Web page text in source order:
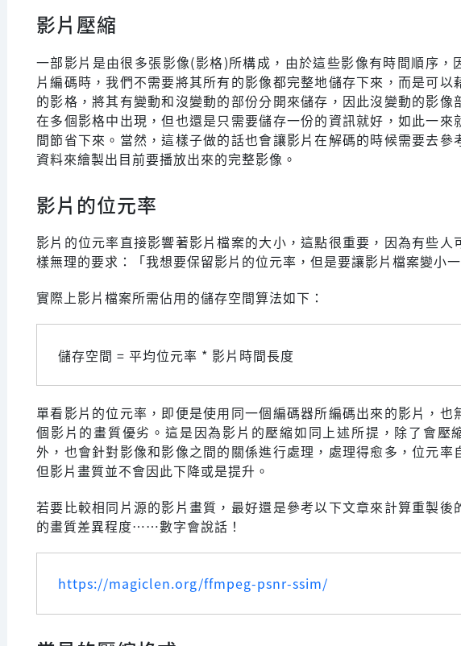
影片壓縮
一部影片是由很多張影像(影格)所構成，由於這些影像有時間順序，
片編碼時，我們不需要將其所有的影像都完整地儲存下來，而是可以
的影格，將其有變動和沒變動的部份分開來儲存，因此沒變動的影像
在多個影格中出現，但也還是只需要儲存一份的資訊就好，如此一來
間節省下來。當然，這樣子做的話也會讓影片在解碼的時候需要去參
資料來繪製出目前要播放出來的完整影像。
影片的位元率
影片的位元率直接影響著影片檔案的大小，這點很重要，因為有些人
樣無理的要求：「我想要保留影片的位元率，但是要讓影片檔案變小一
實際上影片檔案所需佔用的儲存空間算法如下：
儲存空間 = 平均位元率 * 影片時間長度
單看影片的位元率，即便是使用同一個編碼器所編碼出來的影片，也
個影片的畫質優劣。這是因為影片的壓縮如同上述所提，除了會壓
外，也會針對影像和影像之間的關係進行處理，處理得愈多，位元率
但影片畫質並不會因此下降或是提升。
若要比較相同片源的影片畫質，最好還是參考以下文章來計算重製後
的畫質差異程度……數字會說話！
https://magiclen.org/ffmpeg-psnr-ssim/